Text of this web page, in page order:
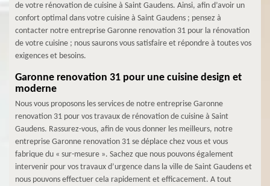
de votre rénovation de cuisine à Saint Gaudens. Ainsi, afin d’avoir un
confort optimal dans votre cuisine à Saint Gaudens ; pensez à
contacter notre entreprise Garonne renovation 31 pour la rénovation
de votre cuisine ; nous saurons vous satisfaire et répondre à toutes vos
exigences et besoins.
Garonne renovation 31 pour une cuisine design et
moderne
Nous vous proposons les services de notre entreprise Garonne
renovation 31 pour vos travaux de rénovation de cuisine à Saint
Gaudens. Rassurez-vous, afin de vous donner les meilleurs, notre
entreprise Garonne renovation 31 se déplace chez vous et vous
fabrique du « sur-mesure ». Sachez que nous pouvons également
intervenir pour vos travaux d’urgence dans la ville de Saint Gaudens et
nous pouvons effectuer cela rapidement et efficacement. A tout